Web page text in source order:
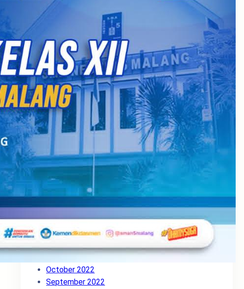
July 2026
September 2025
August 2025
July 2025
May 2025
April 2025
March 2025
February 2025
January 2025
December 2024
November 2024
October 2024
September 2024
May 2024
April 2024
October 2023
August 2023
May 2023
March 2023
November 2022
October 2022
September 2022